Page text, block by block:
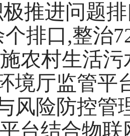
极推进问题
个排口,整治
农村生活
境厅监管平
风险防控管
台结合物